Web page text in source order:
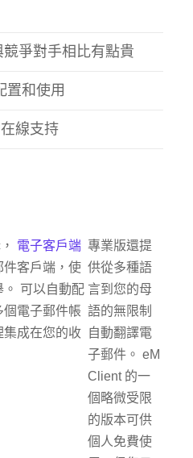
競爭對手相比有點貴
置和使用
線支持
電子客戶端
件客戶端，使
可以自動配
個電子郵件帳
集成在您的收
專業版還提
供從多種語
言到您的母
語的無限制
自動翻譯電
子郵件。 eM
Client 的一
個略微受限
的版本可供
個人免費使